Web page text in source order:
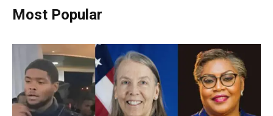
Most Popular